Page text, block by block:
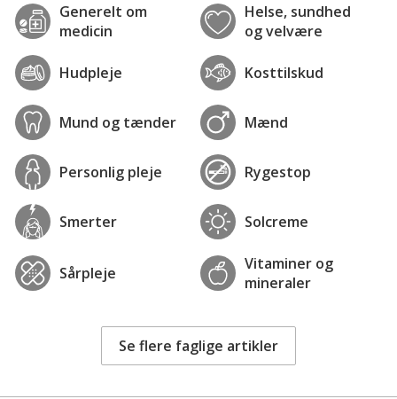
Generelt om
medicin
Helse, sundhed
og velvære
Hudpleje Kosttilskud
Mund og tænder Mænd
Personlig pleje Rygestop
Smerter Solcreme
Sårpleje
Vitaminer og
mineraler
Se flere faglige artikler